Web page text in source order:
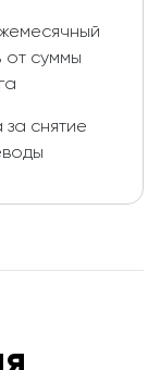
от суммы
снятие